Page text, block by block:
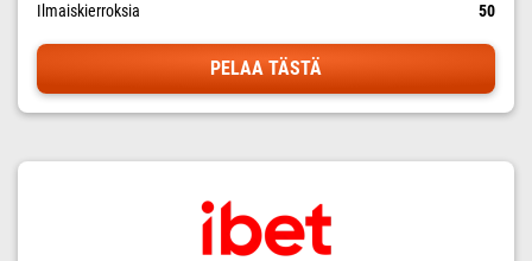
Ilmaiskierroksia
50
PELAA TÄSTÄ